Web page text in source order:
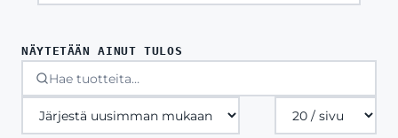
NÄYTETÄÄN AINUT TULOS
Tuotteita
sivulla